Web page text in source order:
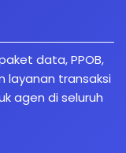
data, PPOB,
layanan transaksi
agen di seluruh